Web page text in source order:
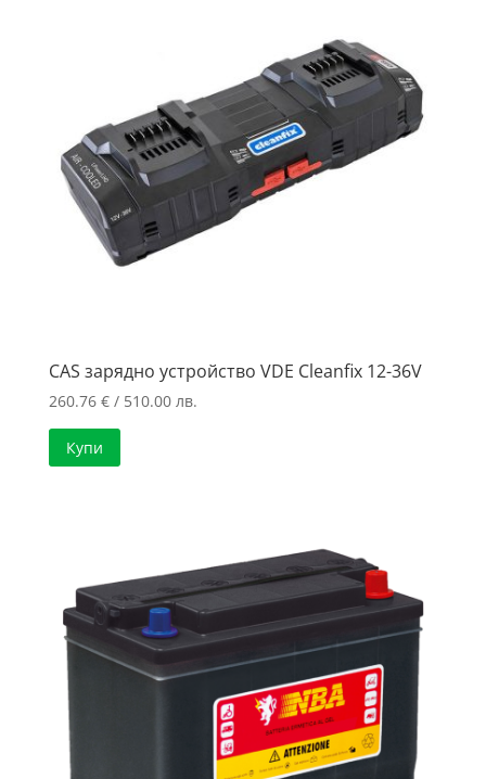
CAS зарядно устройство VDE Cleanfix 12-36V
260.76 €/ 510.00 лв.
Купи